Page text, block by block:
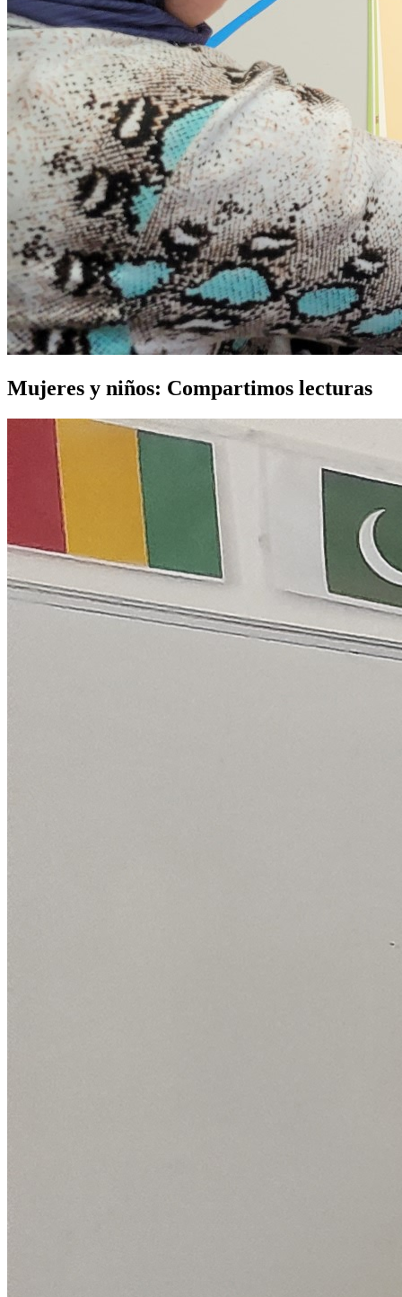
Mujeres y niños: Compartimos lecturas